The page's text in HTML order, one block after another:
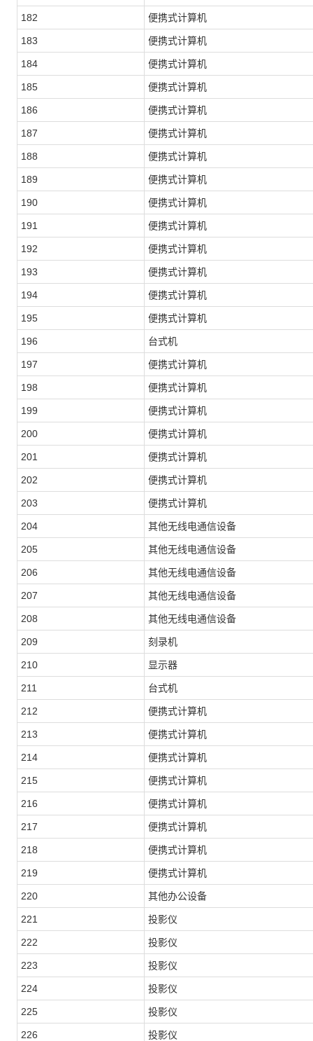
182 便携式计算机
183 便携式计算机
184 便携式计算机
185 便携式计算机
186 便携式计算机
187 便携式计算机
188 便携式计算机
189 便携式计算机
190 便携式计算机
191 便携式计算机
192 便携式计算机
193 便携式计算机
194 便携式计算机
195 便携式计算机
196 台式机
197 便携式计算机
198 便携式计算机
199 便携式计算机
200 便携式计算机
201 便携式计算机
202 便携式计算机
203 便携式计算机
204 其他无线电通信设备
205 其他无线电通信设备
206 其他无线电通信设备
207 其他无线电通信设备
208 其他无线电通信设备
209 刻录机
210 显示器
211 台式机
212 便携式计算机
213 便携式计算机
214 便携式计算机
215 便携式计算机
216 便携式计算机
217 便携式计算机
218 便携式计算机
219 便携式计算机
220 其他办公设备
221 投影仪
222 投影仪
223 投影仪
224 投影仪
225 投影仪
226 投影仪